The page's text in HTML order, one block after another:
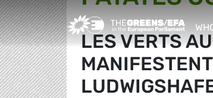
Greens/EFA Home
LES VERTS